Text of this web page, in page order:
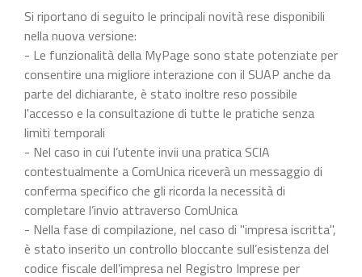
Si riportano di seguito le principali novità rese disponibili
nella nuova versione:
- Le funzionalità della MyPage sono state potenziate per
consentire una migliore interazione con il SUAP anche da
parte del dichiarante, è stato inoltre reso possibile
l'accesso e la consultazione di tutte le pratiche senza
limiti temporali
- Nel caso in cui l’utente invii una pratica SCIA
contestualmente a ComUnica riceverà un messaggio di
conferma specifico che gli ricorda la necessità di
completare l’invio attraverso ComUnica
- Nella fase di compilazione, nel caso di "impresa iscritta",
è stato inserito un controllo bloccante sull’esistenza del
codice fiscale dell’impresa nel Registro Imprese per